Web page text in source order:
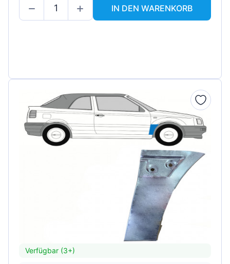
IN DEN WARENKORB
Verfügbar (3+)